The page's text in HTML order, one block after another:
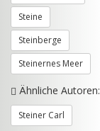
Steine
Steinberge
Steinernes Meer
Ähnliche Autoren:
Steiner Carl